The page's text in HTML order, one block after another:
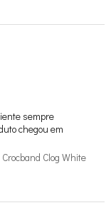
sempre
chegou em
Clog White